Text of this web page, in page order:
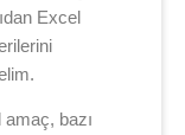
Excel
bazı